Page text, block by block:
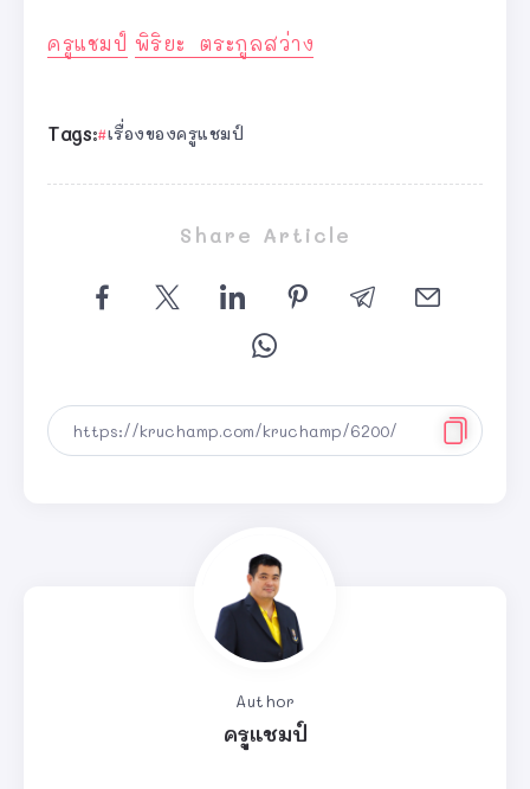
ครูแชมป์ พิริยะ ตระกูลสว่าง
Tags: เรื่องของครูแชมป์
Share Article
Author
ครูแชมป์